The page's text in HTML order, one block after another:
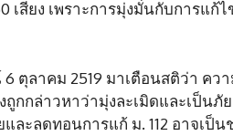
เสียง เพราะการมุ่งมั่นกับการแก้
6 ตุลาคม 2519 มาเตือนสติว่า ค
กกล่าวหาว่ามุ่งละเมิดและเป็น
และลดทอนการแก้ ม. 112 อาจเ